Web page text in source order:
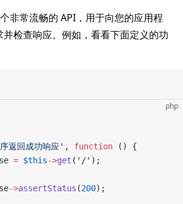
非常流畅的 API，用于向您的应用程
并检查响应。例如，看看下面定义的功
php
返回成功响应' , function () {
= $this->get ( '/' );
->assertStatus (200);